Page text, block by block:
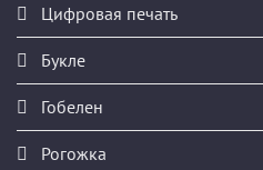
Цифровая печать
Букле
Гобелен
Рогожка